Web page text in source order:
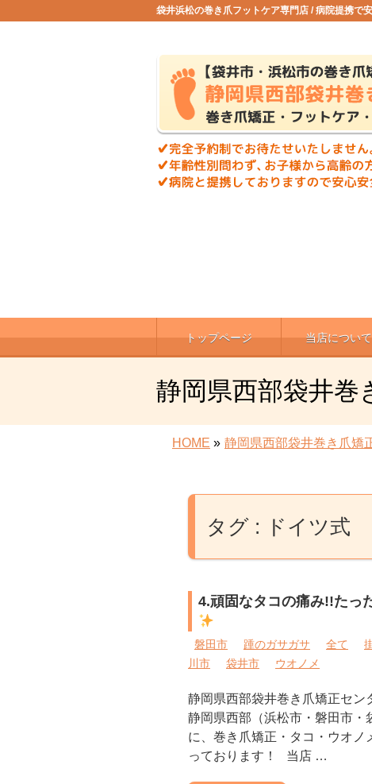
袋井浜松の巻き爪フットケア専門店 / 病院提携で
トップページ 当店につい
静岡県西部袋井巻
HOME » 静岡県西部袋井巻き爪矯
タグ : ドイツ式
4.頑固なタコの痛み!!たっ
磐田市 踵のガサガサ 全て
川市
袋井市 ウオノメ
静岡県西部袋井巻き爪矯正セ
静岡県西部（浜松市・磐田市・
に、巻き爪矯正・タコ・ウオ
っております！ 当店 …